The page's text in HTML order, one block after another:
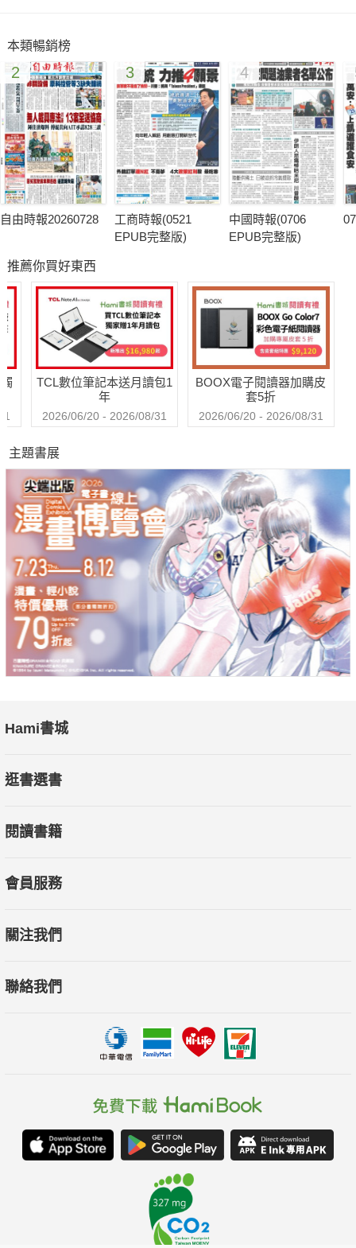
本類暢銷榜
2
自由時報20260728
3
工商時報(0521
EPUB完整版)
4
中國時報(0706
EPUB完整版)
推薦你買好東西
TCL數位筆記本送月讀包1
年
2026/06/20 - 2026/08/31
BOOX電子閱讀器加購皮
套5折
2026/06/20 - 2026/08/31
主題書展
Hami書城
逛書選書
閱讀書籍
會員服務
關注我們
聯絡我們